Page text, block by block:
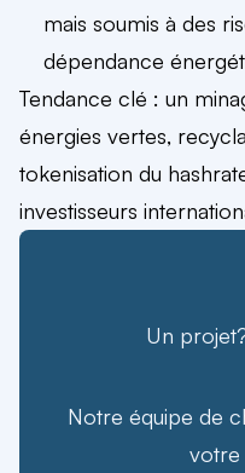
mais soumis à des
dépendance
Tendance clé : un
énergies vertes,
tokenisation du
investisseurs
Un
Notre équipe de
votre